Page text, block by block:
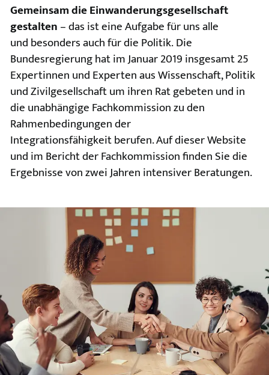
Gemeinsam die Einwanderungsgesellschaft
gestalten– das ist eine Aufgabe für uns alle
und besonders auch für die Politik. Die
Bundesregierung hat im Januar 2019 insgesamt 25
Expertinnen und Experten aus Wissenschaft, Politik
und Zivilgesellschaft um ihren Rat gebeten und in
die unabhängigeFachkommission zu den
Rahmenbedingungen der
Integrationsfähigkeit berufen. Auf dieser Website
und im Bericht der Fachkommission finden Sie die
Ergebnisse von zwei Jahren intensiver Beratungen.